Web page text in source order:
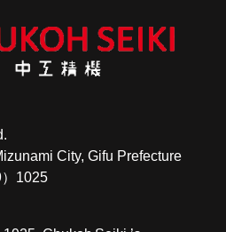
City, Gifu Prefecture
1025